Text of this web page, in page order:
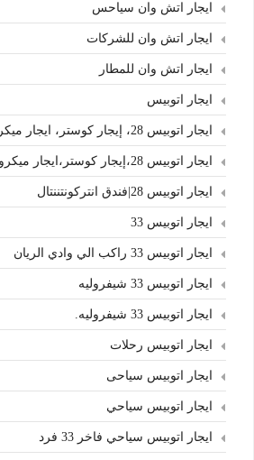
ايجار اتش وان سياحس
ايجار اتش وان للشركات
ايجار اتش وان للمطار
ايجار اتوبيس
ايجار اتوبيس 28، إيجار كوستر، ايجار ميكروباص
ايجار اتوبيس 28،إيجار كوستر،ايجار ميكروباص
ايجار اتوبيس 28|فندق انتركونتننتال
ايجار اتوبيس 33
ايجار اتوبيس 33 راكب الي وادي الريان
ايجار اتوبيس 33 شيفروليه
ايجار اتوبيس 33 شيفروليه.
ايجار اتوبيس رحلات
ايجار اتوبيس سياحى
ايجار اتوبيس سياحي
ايجار اتوبيس سياحي فاخر 33 فرد